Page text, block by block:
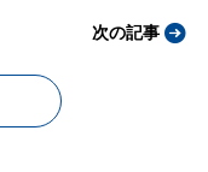
次の記事